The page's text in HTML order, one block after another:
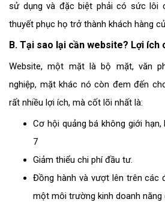
sử dụng và đặc biệt phải có sức lôi
thuyết phục họ trở thành khách hàng
B. Tại sao lại cần website? Lợi ích
Website, một mặt là bộ mặt, văn
nghiệp, mặt khác nó còn đem đến
rất nhiều lợi ích, mà cốt lõi nhất là:
Cơ hội quảng bá không giới
7
Giảm thiểu chi phí đầu tư.
Đồng hành và vượt lên trên các
một môi trường kinh doanh năng